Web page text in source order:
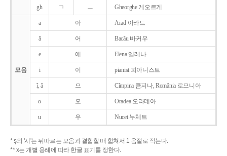
gh ㄱ ㅡ Gheorghe 게오르게
모음
a 아 Arad 아라드
ǎ 어 Bacǎu 바커우
e 에 Elena 엘레나
i 이 pianist 피아니스트
î, â 으 Cîmpina 큼피나, România 로므니아
o 오 Oradea 오라데아
u 우 Nucet 누체트
* ş의 '시'는 뒤따르는 모음과 결합할 때 합쳐서 1 음절로 적는다.
** x는 개별 용례에 따라 한글 표기를 정한다.